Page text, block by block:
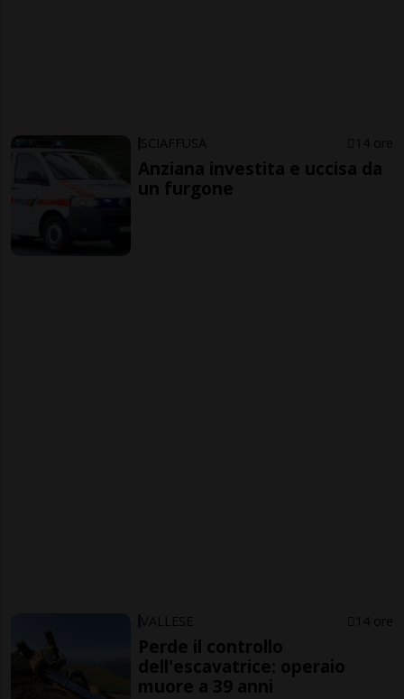
SCIAFFUSA 14 ore
Anziana investita e uccisa da
un furgone
VALLESE 14 ore
Perde il controllo
dell'escavatrice: operaio
muore a 39 anni